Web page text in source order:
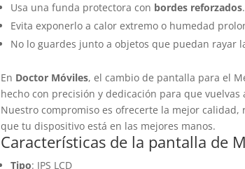
Usa una funda protectora con bordes reforzados.
Evita exponerlo a calor extremo o humedad
No lo guardes junto a objetos que puedan rayar
En Doctor Móviles, el cambio de pantalla para el
hecho con precisión y dedicación para que
Nuestro compromiso es ofrecerte la mejor
que tu dispositivo está en las mejores manos.
Características de la pantalla de
Tipo: IPS LCD